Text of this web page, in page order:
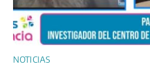
NOTICIAS